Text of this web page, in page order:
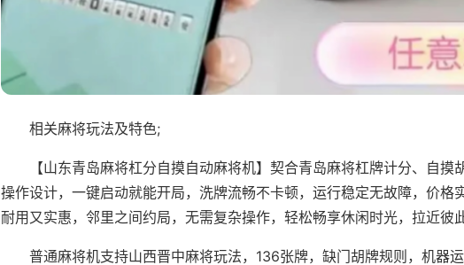
相关麻将玩法及特色;
【山东青岛麻将杠分自摸自动麻将机】契合青岛麻将杠牌计分、自摸
操作设计，一键启动就能开局，洗牌流畅不卡顿，运行稳定无故障，价格
耐用又实惠，邻里之间约局，无需复杂操作，轻松畅享休闲时光，拉近彼
普通麻将机支持山西晋中麻将玩法，136张牌，缺门胡牌规则，机器